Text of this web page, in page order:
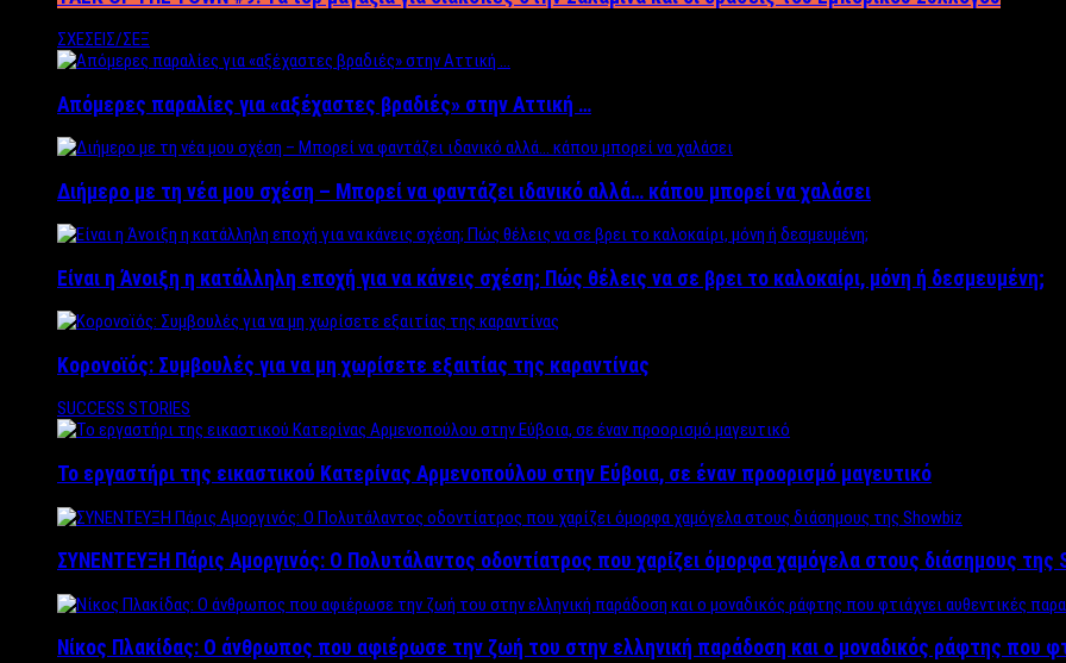
ΣΧΕΣΕΙΣ/ΣΕΞ
Απόμερες παραλίες για «αξέχαστες βραδιές» στην Αττική …
Διήμερο με τη νέα μου σχέση – Μπορεί να φαντάζει ιδανικό αλλά… κάπου μπορεί να χαλάσει
Είναι η Άνοιξη η κατάλληλη εποχή για να κάνεις σχέση; Πώς θέλεις να σε βρει το καλοκαίρι, μόνη ή δεσμευμένη;
Κορονοϊός: Συμβουλές για να μη χωρίσετε εξαιτίας της καραντίνας
SUCCESS STORIES
Το εργαστήρι της εικαστικού Κατερίνας Αρμενοπούλου στην Εύβοια, σε έναν προορισμό μαγευτικό
ΣΥΝΕΝΤΕΥΞΗ Πάρις Αμοργινός: O Πολυτάλαντος οδοντίατρος που χαρίζει όμορφα χαμόγελα στους διάσημους της
Νίκος Πλακίδας: O άνθρωπος που αφιέρωσε την ζωή του στην ελληνική παράδοση και ο μοναδικός ράφτης που